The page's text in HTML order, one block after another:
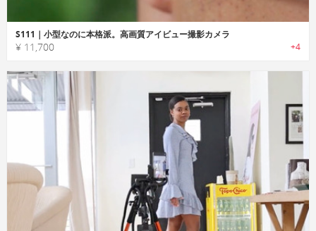
S111｜小型なのに本格派。高画質アイビュー撮影カメラ
¥ 11,700 +4